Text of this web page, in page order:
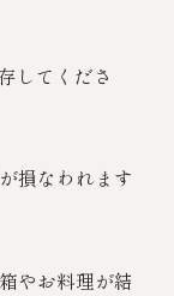
してくださ
損なわれます
やお料理が結